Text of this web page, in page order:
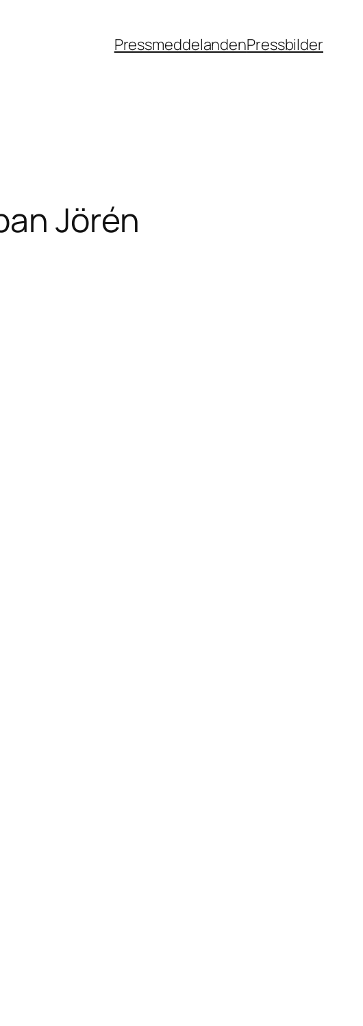
PressmeddelandenPressbilder
Jörén